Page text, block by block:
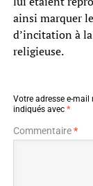
ainsi marquer
d’incitation à
religieuse.
Votre adresse e-mail
indiqués avec *
Commentaire*